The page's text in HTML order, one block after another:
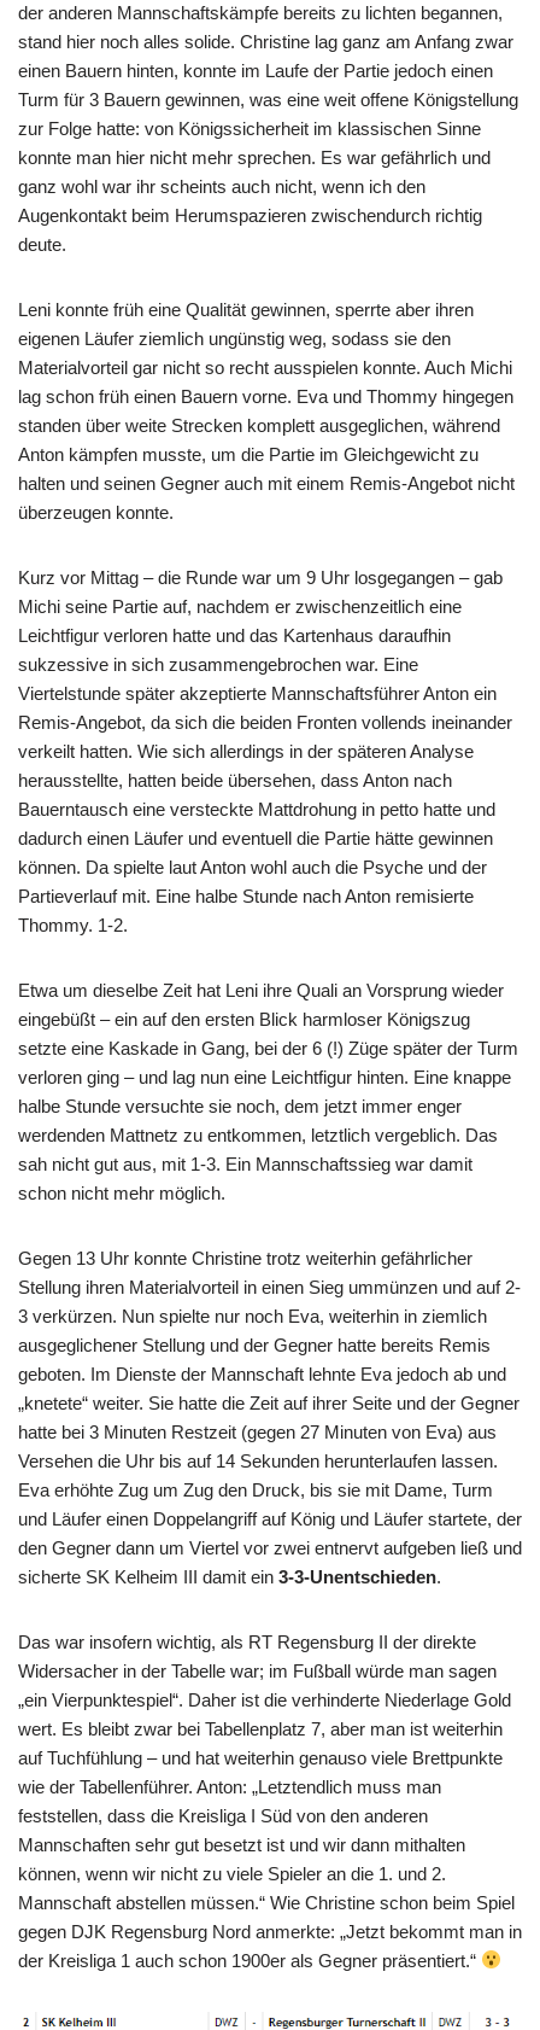
der anderen Mannschaftskämpfe bereits zu lichten begannen,
stand hier noch alles solide. Christine lag ganz am Anfang zwar
einen Bauern hinten, konnte im Laufe der Partie jedoch einen
Turm für 3 Bauern gewinnen, was eine weit offene Königstellung
zur Folge hatte: von Königssicherheit im klassischen Sinne
konnte man hier nicht mehr sprechen. Es war gefährlich und
ganz wohl war ihr scheints auch nicht, wenn ich den
Augenkontakt beim Herumspazieren zwischendurch richtig
deute.
Leni konnte früh eine Qualität gewinnen, sperrte aber ihren
eigenen Läufer ziemlich ungünstig weg, sodass sie den
Materialvorteil gar nicht so recht ausspielen konnte. Auch Michi
lag schon früh einen Bauern vorne. Eva und Thommy hingegen
standen über weite Strecken komplett ausgeglichen, während
Anton kämpfen musste, um die Partie im Gleichgewicht zu
halten und seinen Gegner auch mit einem Remis-Angebot nicht
überzeugen konnte.
Kurz vor Mittag – die Runde war um 9 Uhr losgegangen – gab
Michi seine Partie auf, nachdem er zwischenzeitlich eine
Leichtfigur verloren hatte und das Kartenhaus daraufhin
sukzessive in sich zusammengebrochen war. Eine
Viertelstunde später akzeptierte Mannschaftsführer Anton ein
Remis-Angebot, da sich die beiden Fronten vollends ineinander
verkeilt hatten. Wie sich allerdings in der späteren Analyse
herausstellte, hatten beide übersehen, dass Anton nach
Bauerntausch eine versteckte Mattdrohung in petto hatte und
dadurch einen Läufer und eventuell die Partie hätte gewinnen
können. Da spielte laut Anton wohl auch die Psyche und der
Partieverlauf mit. Eine halbe Stunde nach Anton remisierte
Thommy. 1-2.
Etwa um dieselbe Zeit hat Leni ihre Quali an Vorsprung wieder
eingebüßt – ein auf den ersten Blick harmloser Königszug
setzte eine Kaskade in Gang, bei der 6 (!) Züge später der Turm
verloren ging – und lag nun eine Leichtfigur hinten. Eine knappe
halbe Stunde versuchte sie noch, dem jetzt immer enger
werdenden Mattnetz zu entkommen, letztlich vergeblich. Das
sah nicht gut aus, mit 1-3. Ein Mannschaftssieg war damit
schon nicht mehr möglich.
Gegen 13 Uhr konnte Christine trotz weiterhin gefährlicher
Stellung ihren Materialvorteil in einen Sieg ummünzen und auf 2-
3 verkürzen. Nun spielte nur noch Eva, weiterhin in ziemlich
ausgeglichener Stellung und der Gegner hatte bereits Remis
geboten. Im Dienste der Mannschaft lehnte Eva jedoch ab und
„knetete“ weiter. Sie hatte die Zeit auf ihrer Seite und der Gegner
hatte bei 3 Minuten Restzeit (gegen 27 Minuten von Eva) aus
Versehen die Uhr bis auf 14 Sekunden herunterlaufen lassen.
Eva erhöhte Zug um Zug den Druck, bis sie mit Dame, Turm
und Läufer einen Doppelangriff auf König und Läufer startete, der
den Gegner dann um Viertel vor zwei entnervt aufgeben ließ und
sicherte SK Kelheim III damit ein 3-3-Unentschieden.
Das war insofern wichtig, als RT Regensburg II der direkte
Widersacher in der Tabelle war; im Fußball würde man sagen
„ein Vierpunktespiel“. Daher ist die verhinderte Niederlage Gold
wert. Es bleibt zwar bei Tabellenplatz 7, aber man ist weiterhin
auf Tuchfühlung – und hat weiterhin genauso viele Brettpunkte
wie der Tabellenführer. Anton: „Letztendlich muss man
feststellen, dass die Kreisliga I Süd von den anderen
Mannschaften sehr gut besetzt ist und wir dann mithalten
können, wenn wir nicht zu viele Spieler an die 1. und 2.
Mannschaft abstellen müssen.“ Wie Christine schon beim Spiel
gegen DJK Regensburg Nord anmerkte: „Jetzt bekommt man in
der Kreisliga 1 auch schon 1900er als Gegner präsentiert.“